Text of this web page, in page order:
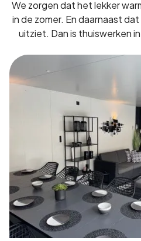
We zorgen dat het lekker
in de zomer. En daarnaast
uitziet. Dan is thuiswerken